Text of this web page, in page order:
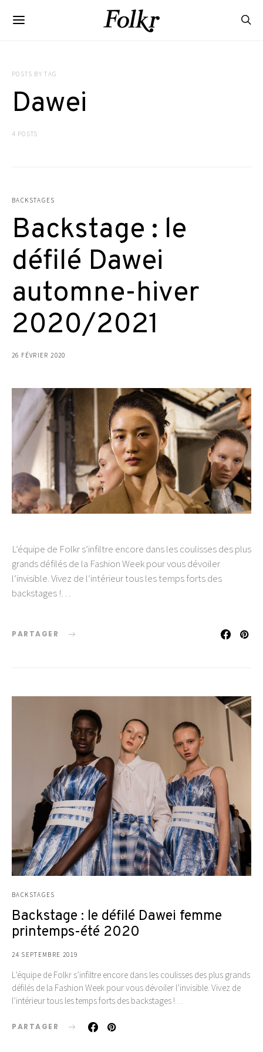
POSTS BY TAG
Dawei
4 POSTS
BACKSTAGES
Backstage : le
défilé Dawei
automne-hiver
2020/2021
26 FÉVRIER 2020
L’équipe de Folkr s’infiltre encore dans les coulisses des plus
grands défilés de la Fashion Week pour vous dévoiler
l’invisible. Vivez de l’intérieur tous les temps forts des
backstages !…
PARTAGER
BACKSTAGES
Backstage : le défilé Dawei femme
printemps-été 2020
24 SEPTEMBRE 2019
L’équipe de Folkr s’infiltre encore dans les coulisses des plus grands
défilés de la Fashion Week pour vous dévoiler l’invisible. Vivez de
l’intérieur tous les temps forts des backstages !…
PARTAGER